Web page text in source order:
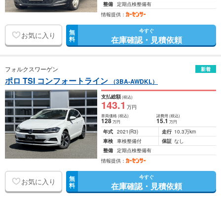
整備 定期点検整備有
情報提供：
お気に入り 無
料
今すぐ
在庫確認・見積依頼
フォルクスワーゲン 新着
ポロ TSI コンフォートライン （3BA-AWDKL）
支払総額(税込)
143.1 万円
車両価格(税込)
128万円
諸費用 (税込)
15.1 万円
年式 2021(R3) 走行 10.3万km
車検 車検整備付 保証 なし
整備 定期点検整備有
情報提供：
お気に入り 無
料
今すぐ
在庫確認・見積依頼